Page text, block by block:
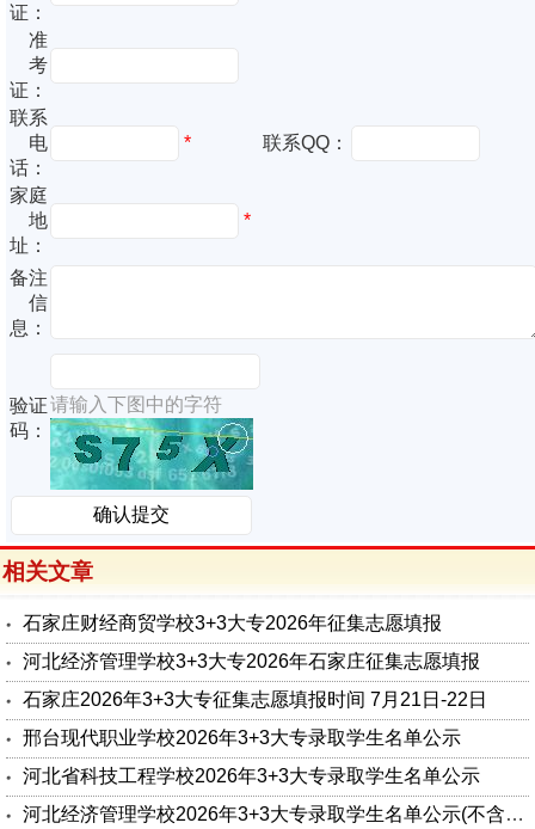
证：
准
考
证：
联系
电
话：
* 联系QQ：
家庭
地
址：
*
备注
信
息：
验证
码：
请输入下图中的字符
相关文章
石家庄财经商贸学校3+3大专2026年征集志愿填报
河北经济管理学校3+3大专2026年石家庄征集志愿填报
石家庄2026年3+3大专征集志愿填报时间 7月21日-22日
邢台现代职业学校2026年3+3大专录取学生名单公示
河北省科技工程学校2026年3+3大专录取学生名单公示
河北经济管理学校2026年3+3大专录取学生名单公示(不含石家庄)